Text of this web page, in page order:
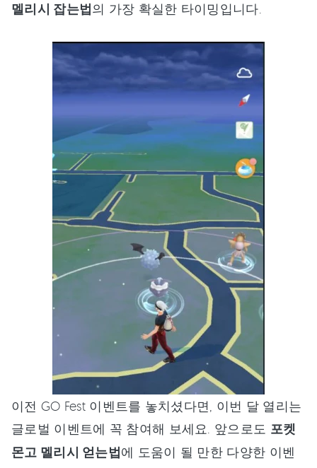
멜리시 잡는법의 가장 확실한 타이밍입니다.
이전 GO Fest 이벤트를 놓치셨다면, 이번 달 열리는
글로벌 이벤트에 꼭 참여해 보세요. 앞으로도 포켓
몬고 멜리시 얻는법에 도움이 될 만한 다양한 이벤